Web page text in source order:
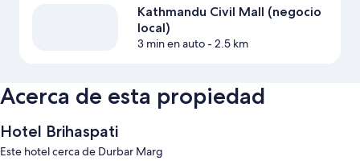
Kathmandu Civil Mall (negocio
local)
3 min en auto- 2.5 km
Acerca de esta propiedad
Hotel Brihaspati
Este hotel cerca de Durbar Marg